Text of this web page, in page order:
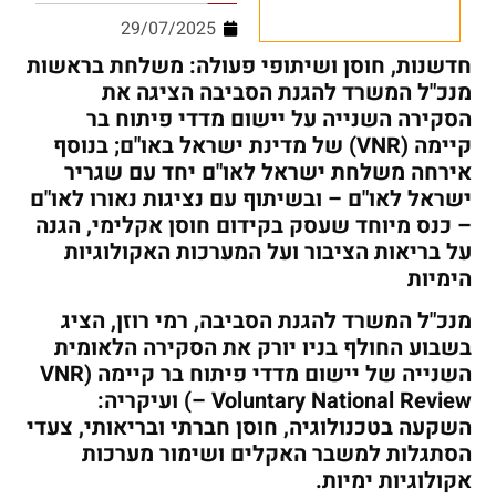
29/07/2025
חדשנות, חוסן ושיתופי פעולה: משלחת בראשות
מנכ"ל המשרד להגנת הסביבה הציגה את
הסקירה השנייה על יישום מדדי פיתוח בר
קיימה (VNR) של מדינת ישראל באו"ם; בנוסף
אירחה משלחת ישראל לאו"ם יחד עם שגריר
ישראל לאו"ם – ובשיתוף עם נציגות נאורו לאו"ם
– כנס מיוחד שעסק בקידום חוסן אקלימי, הגנה
על בריאות הציבור ועל המערכות האקולוגיות
הימיות
מנכ"ל המשרד להגנת הסביבה, רמי רוזן, הציג
בשבוע החולף בניו יורק את הסקירה הלאומית
השנייה של יישום מדדי פיתוח בר קיימה (VNR
– Voluntary National Review) ועיקריה:
השקעה בטכנולוגיה, חוסן חברתי ובריאותי, צעדי
הסתגלות למשבר האקלים ושימור מערכות
אקולוגיות ימיות.